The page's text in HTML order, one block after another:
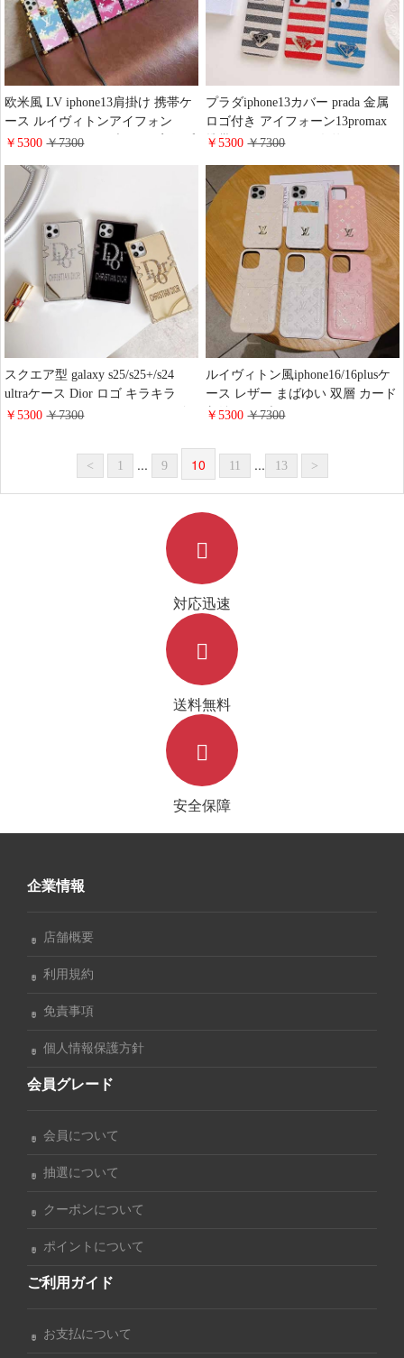
欧米風 LV iphone13肩掛け 携帯ケ
ース ルイヴィトンアイフォン
13mini/12 pro max ブランド字母プ
11pro max lv グラデーション 高級
感携帯ケース galaxy
S21/S21Plus/S21 Ultra芸能人愛用
保護ケース galaxy
note20/note20ultra 送料無料カバー
￥5300￥7300
プラダiphone13カバー prada 金属
ロゴ付き アイフォーン13promax
携帯ケース Prada 男女兼用 アイフ
質 galaxys21スマホケース 綺麗 カ
ップル風
￥5300￥7300
スクエア型 galaxy s25/s25+/s24
ultraケース Dior ロゴ キラキラ
iphone16/16plusスマホケース 四角
iphone15/14/13鏡面ケース レディ
ース 人気 ブランド
￥5300￥7300
ルイヴィトン風iphone16/16plusケ
ース レザー まばゆい 双層 カード
収納 ハイブランド galaxy
パクト vuitton アイフォン
15/15pro/14promaxケース 大人 レ
￥5300￥7300
< 1 ... 9 10 11 ... 13 >
対応迅速
送料無料
安全保障
企業情報
店舗概要
利用規約
免責事項
個人情報保護方針
会員グレード
会員について
抽選について
クーポンについて
ポイントについて
ご利用ガイド
お支払について